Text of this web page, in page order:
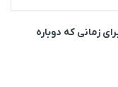
زمانی که دوباره